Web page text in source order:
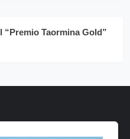
“Premio Taormina Gold”